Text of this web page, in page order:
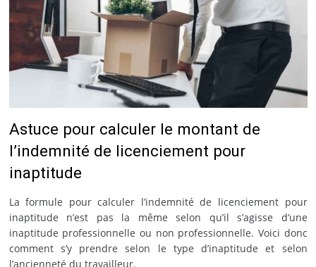
Astuce pour calculer le montant de
l’indemnité de licenciement pour
inaptitude
La formule pour calculer l’indemnité de licenciement pour
inaptitude n’est pas la même selon qu’il s’agisse d’une
inaptitude professionnelle ou non professionnelle. Voici donc
comment s’y prendre selon le type d’inaptitude et selon
l’ancienneté du travailleur.